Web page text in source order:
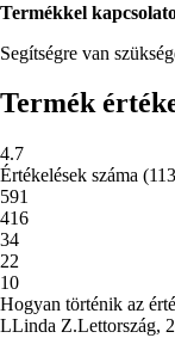
Termékkel
Segítségre van
Termék
4.7
Értékelések száma (113
591
416
34
22
10
Hogyan történik az
LLinda Z.Lettország,